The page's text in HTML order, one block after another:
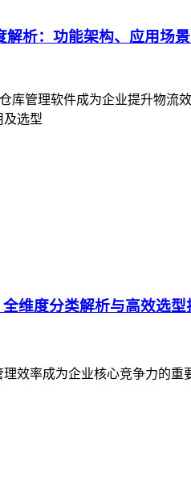
析：功能架构、应用场
库管理软件成为企业提升物
及选型
维度分类解析与高效选型
效率成为企业核心竞争力的重